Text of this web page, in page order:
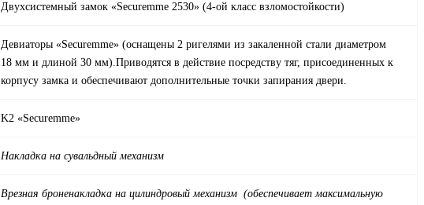
Двухсистемный замок «Securemme 2530» (4-ой класс взломостойкости)
Девиаторы «Securemme» (оснащены 2 ригелями из закаленной стали диаметром
18 мм и длиной 30 мм).Приводятся в действие посредству тяг, присоединенных к
корпусу замка и обеспечивают дополнительные точки запирания двери.
K2 «Securemme»
Накладка на сувальдный механизм
Врезная броненакладка на цилиндровый механизм (обеспечивает максимальную